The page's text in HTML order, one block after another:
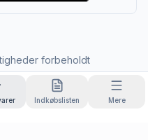
forbeholdt
Indkøbslisten Mere